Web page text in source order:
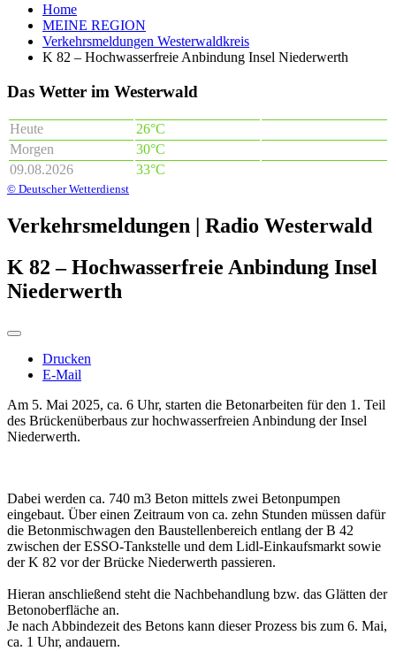
Home
MEINE REGION
Verkehrsmeldungen Westerwaldkreis
K 82 – Hochwasserfreie Anbindung Insel Niederwerth
Das Wetter im Westerwald
Heute
26°C
Morgen
30°C
09.08.2026
33°C
© Deutscher Wetterdienst
Verkehrsmeldungen | Radio Westerwald
K 82 – Hochwasserfreie Anbindung Insel
Niederwerth
Drucken
E-Mail
Am 5. Mai 2025, ca. 6 Uhr, starten die Betonarbeiten für den 1. Teil
des Brückenüberbaus zur hochwasserfreien Anbindung der Insel
Niederwerth.
Dabei werden ca. 740 m3 Beton mittels zwei Betonpumpen
eingebaut. Über einen Zeitraum von ca. zehn Stunden müssen dafür
die Betonmischwagen den Baustellenbereich entlang der B 42
zwischen der ESSO-Tankstelle und dem Lidl-Einkaufsmarkt sowie
der K 82 vor der Brücke Niederwerth passieren.
Hieran anschließend steht die Nachbehandlung bzw. das Glätten der
Betonoberfläche an.
Je nach Abbindezeit des Betons kann dieser Prozess bis zum 6. Mai,
ca. 1 Uhr, andauern.